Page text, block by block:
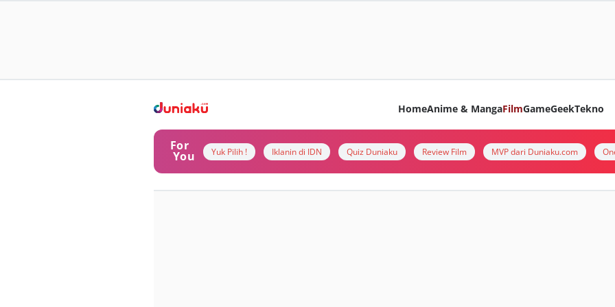
HomeAnime & MangaFilmGameGeekTekno
For
You Yuk Pilih ! Iklanin di IDN Quiz Duniaku Review Film MVP dari Duniaku.com